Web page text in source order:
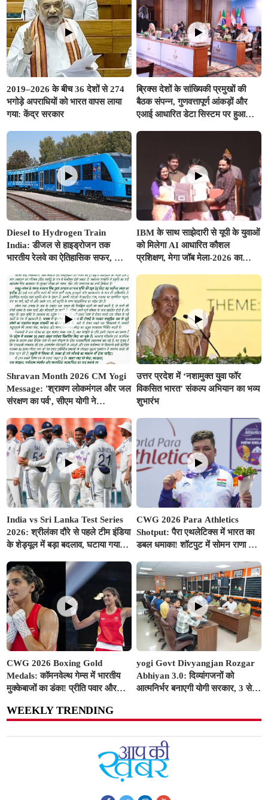
2019–2026 के बीच 36 देशों से 274
भगोड़े अपराधियों को भारत वापस लाया
गया: केंद्र सरकार
ब्रिक्स देशों के सांख्यिकी प्रमुखों की
बैठक संपन्न, गुणवत्तापूर्ण आंकड़ों और
एआई आधारित डेटा सिस्टम पर हुआ
Diesel to Hydrogen Train
India: डीजल से हाइड्रोजन तक
भारतीय रेलवे का ऐतिहासिक सफर, जानें
भारत @2047'
IBM के साथ साझेदारी से यूपी के युवाओं
को मिलेगा AI आधारित कौशल
प्रशिक्षण, मेगा जॉब मेला-2026 का
Shravan Month 2026 CM Yogi
Message: 'श्रावण लोकमंगल और जल
संरक्षण का पर्व', सीएम योगी ने
संदेश
उत्तर प्रदेश में ‘नशामुक्त युवा फॉर
विकसित भारत’ संकल्प अभियान का भव्य
शुभारंभ
India vs Sri Lanka Test Series
2026: श्रीलंका दौरे से पहले टीम इंडिया
के शेड्यूल में बड़ा बदलाव, घटाया गया
पर आई अच्छी खबर
CWG 2026 Para Athletics
Shotput: पैरा एथलेटिक्स में भारत का
डबल धमाका! शॉटपुट में सोमन राणा ने
सिल्वर
CWG 2026 Boxing Gold
Medals: कॉमनवेल्थ गेम्स में भारतीय
मुक्केबाजों का डंका! प्रीति पवार और
पदक
yogi Govt Divyangjan Rozgar
Abhiyan 3.0: दिव्यांगजनों को
आत्मनिर्भर बनाएगी योगी सरकार, 3 से
WEEKLY TRENDING